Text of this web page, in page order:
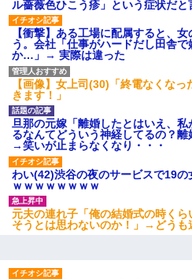
ル薔薇色ひこう疹」という症状だと
【衝撃】ある工場に配属すると、
う。会社「仕事がハードだし田舎
か…」→ 実際は違った
【画像】女上司(30)「終電なくな
きます！」
旦那の元嫁「離婚したとはいえ、
るなんてどういう神経してるの？離
→笑いが止まらなくなり・・・
わい(42)渋谷の夜のサービスで19
ｗｗｗｗｗｗｗｗ
元夫の連れ子「俺の結婚式の時く
そうとは思わないのか！」→どう